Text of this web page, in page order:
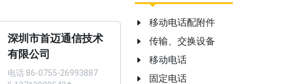
深圳市首迈通信技术
有限公司
电话 86-0755-26993887
移动电话配附件
传输、交换设备
移动电话
固定电话